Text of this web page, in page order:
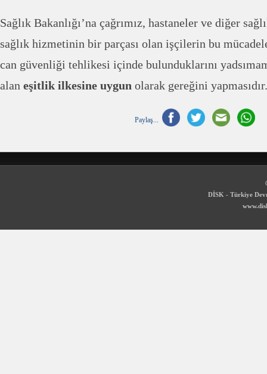
Sağlık Bakanlığı’na çağrımız, hastaneler ve diğer
sağlık hizmetinin bir parçası olan işçilerin bu
can güvenliği tehlikesi içinde bulunduklarını
alan eşitlik ilkesine uygun olarak gereğini yapmasıdır.
Paylaş...
DİSK - Türkiye